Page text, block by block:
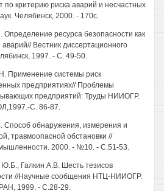
по критерию риска аварий и несчастных
Челябинск, 2000. - 170с.
Определение ресурса безопасности как
Вестник диссертационного
1997. - С. 49-50.
Применение системы риск
предприятиях// Проблемы
предприятий: Труды НИИОГР.
С. 86-87.
Способ обнаружения, измерения и
травмоопасной обстановки //
2000. - №10. - С.51-53.
Галкин A.B. Шесть тезисов
//Научные сообщения НТЦ-НИИОГР.
1999. - С.28-29.